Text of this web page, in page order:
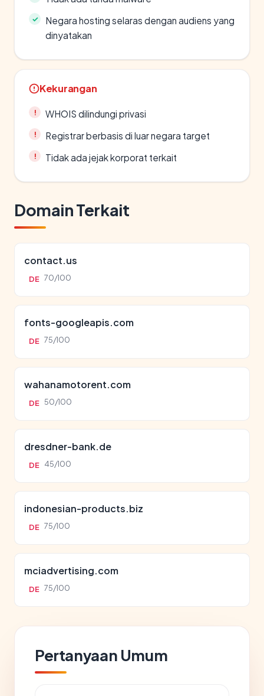
Negara hosting selaras dengan audiens yang
dinyatakan
Kekurangan
WHOIS dilindungi privasi
Registrar berbasis di luar negara target
Tidak ada jejak korporat terkait
Domain Terkait
contact.us
DE 70/100
fonts-googleapis.com
DE 75/100
wahanamotorent.com
DE 50/100
dresdner-bank.de
DE 45/100
indonesian-products.biz
DE 75/100
mciadvertising.com
DE 75/100
Pertanyaan Umum